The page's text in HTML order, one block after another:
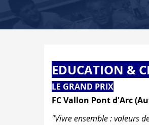
EDUCATION &
LE GRAND PRIX
FC Vallon Pont d'Arc
"Vivre ensemble : valeurs